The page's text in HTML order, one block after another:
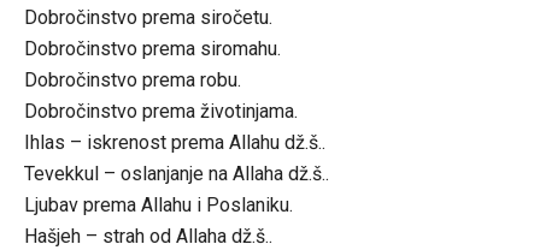
Dobročinstvo prema siročetu.
Dobročinstvo prema siromahu.
Dobročinstvo prema robu.
Dobročinstvo prema životinjama.
Ihlas – iskrenost prema Allahu dž.š..
Tevekkul – oslanjanje na Allaha dž.š..
Ljubav prema Allahu i Poslaniku.
Hašjeh – strah od Allaha dž.š..